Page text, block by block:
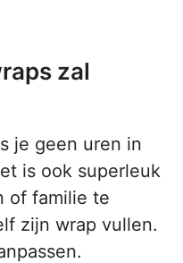
zal
je geen uren in
is ook superleuk
of familie te
zijn wrap vullen.